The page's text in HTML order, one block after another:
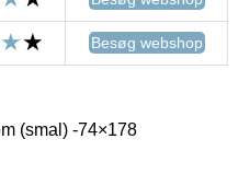
Besøg webshop
(smal) -74×178